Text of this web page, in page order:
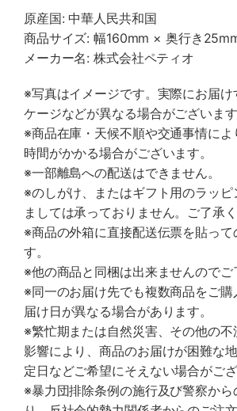
原産国: 中華人民共和国
商品サイズ: 幅160mm × 奥行き
メーカー名: 株式会社ペティオ
※写真はイメージです。実際にお届け
ケージなどが異なる場合がございます
※商品在庫・天候不順や交通事情によ
時間がかかる場合がございます。
※一部離島への配送はできません。
※のしがけ、またはギフト用のラッピ
ましては承っておりません。ご了承く
※商品の外箱に直接配送伝票を貼って
す。
※他の商品と同梱は出来ませんのでご
※同一のお届け先でも複数商品をご購
届け日が異なる場合があります。
※繁忙期または自然災害、その他の不
影響により、商品のお届けが困難な
定日などご希望にそえない場合がござ
※暴力団排除条例の施行及び警察から